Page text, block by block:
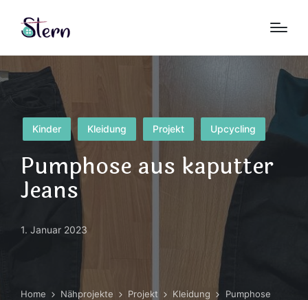
Posted
in
Kinder Kleidung Projekt Upcycling
Pumphose aus kaputter
Jeans
1. Januar 2023
Home Nähprojekte Projekt Kleidung
Pumphose